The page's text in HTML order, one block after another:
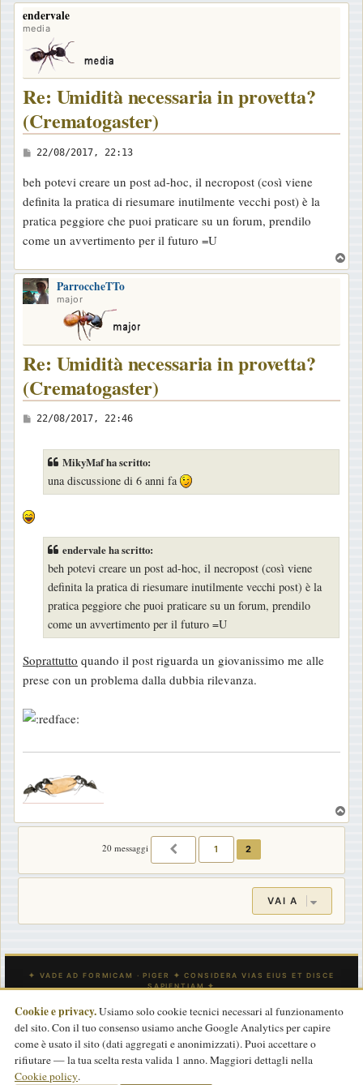
endervale
media
Re: Umidità necessaria in provetta?
(Crematogaster)
M
s
s
a
g
g
i
o
22/08/2017, 22:13
beh potevi creare un post ad-hoc, il necropost (così viene
definita la pratica di riesumare inutilmente vecchi post) è la
pratica peggiore che puoi praticare su un forum, prendilo
come un avvertimento per il futuro =U
o
ParroccheTTo
major
Re: Umidità necessaria in provetta?
(Crematogaster)
M
g
22/08/2017, 22:46
MikyMaf ha scritto:
una discussione di 6 anni fa
endervale ha scritto:
beh potevi creare un post ad-hoc, il necropost (così viene
definita la pratica di riesumare inutilmente vecchi post) è la
pratica peggiore che puoi praticare su un forum, prendilo
come un avvertimento per il futuro =U
Soprattutto quando il post riguarda un giovanissimo me alle
prese con un problema dalla dubbia rilevanza.
o
20 messaggi PRECEDENTE
1 2
VAI A
INDICE Tutti gli orari sonoUTC
CONTATTACI
Powered byphpBB® Forum Software © phpBB Limited
Traduzione Italiana
Cookie e privacy.Usiamo solo cookie tecnici necessari al funzionamento
del sito. Con il tuo consenso usiamo anche Google Analytics per capire
come è usato il sito (dati aggregati e anonimizzati). Puoi accettare o
rifiutare — la tua scelta resta valida 1 anno. Maggiori dettagli nella
Cookie policy.